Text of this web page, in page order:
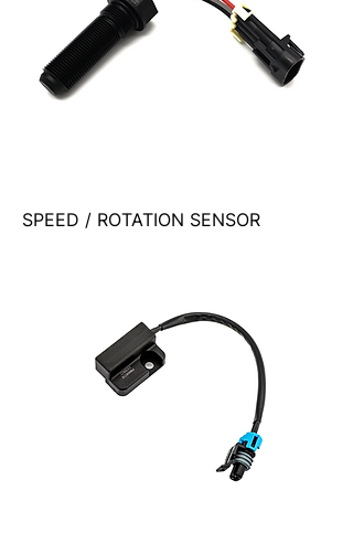
SPEED / ROTATION SENSOR